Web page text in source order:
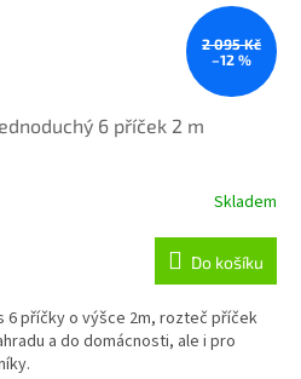
2 095 Kč
–12 %
6 příček 2 m
Skladem
Do košíku
6 příčky o výšce 2m, rozteč příček
a do domácnosti, ale i pro